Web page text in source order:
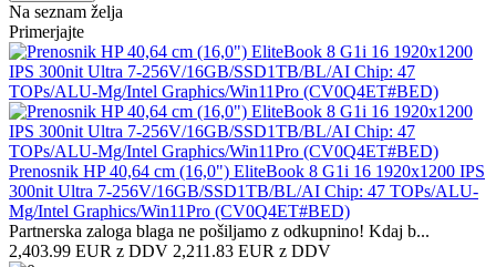
Na seznam želja
Primerjajte
Prenosnik HP 40,64 cm (16,0") EliteBook 8 G1i 16 1920x1200 IPS
300nit Ultra 7-256V/16GB/SSD1TB/BL/AI Chip: 47 TOPs/ALU-
Mg/Intel Graphics/Win11Pro (CV0Q4ET#BED)
Partnerska zaloga blaga ne pošiljamo z odkupnino! ​Kdaj b...
2,403.99 EUR z DDV 2,211.83 EUR z DDV